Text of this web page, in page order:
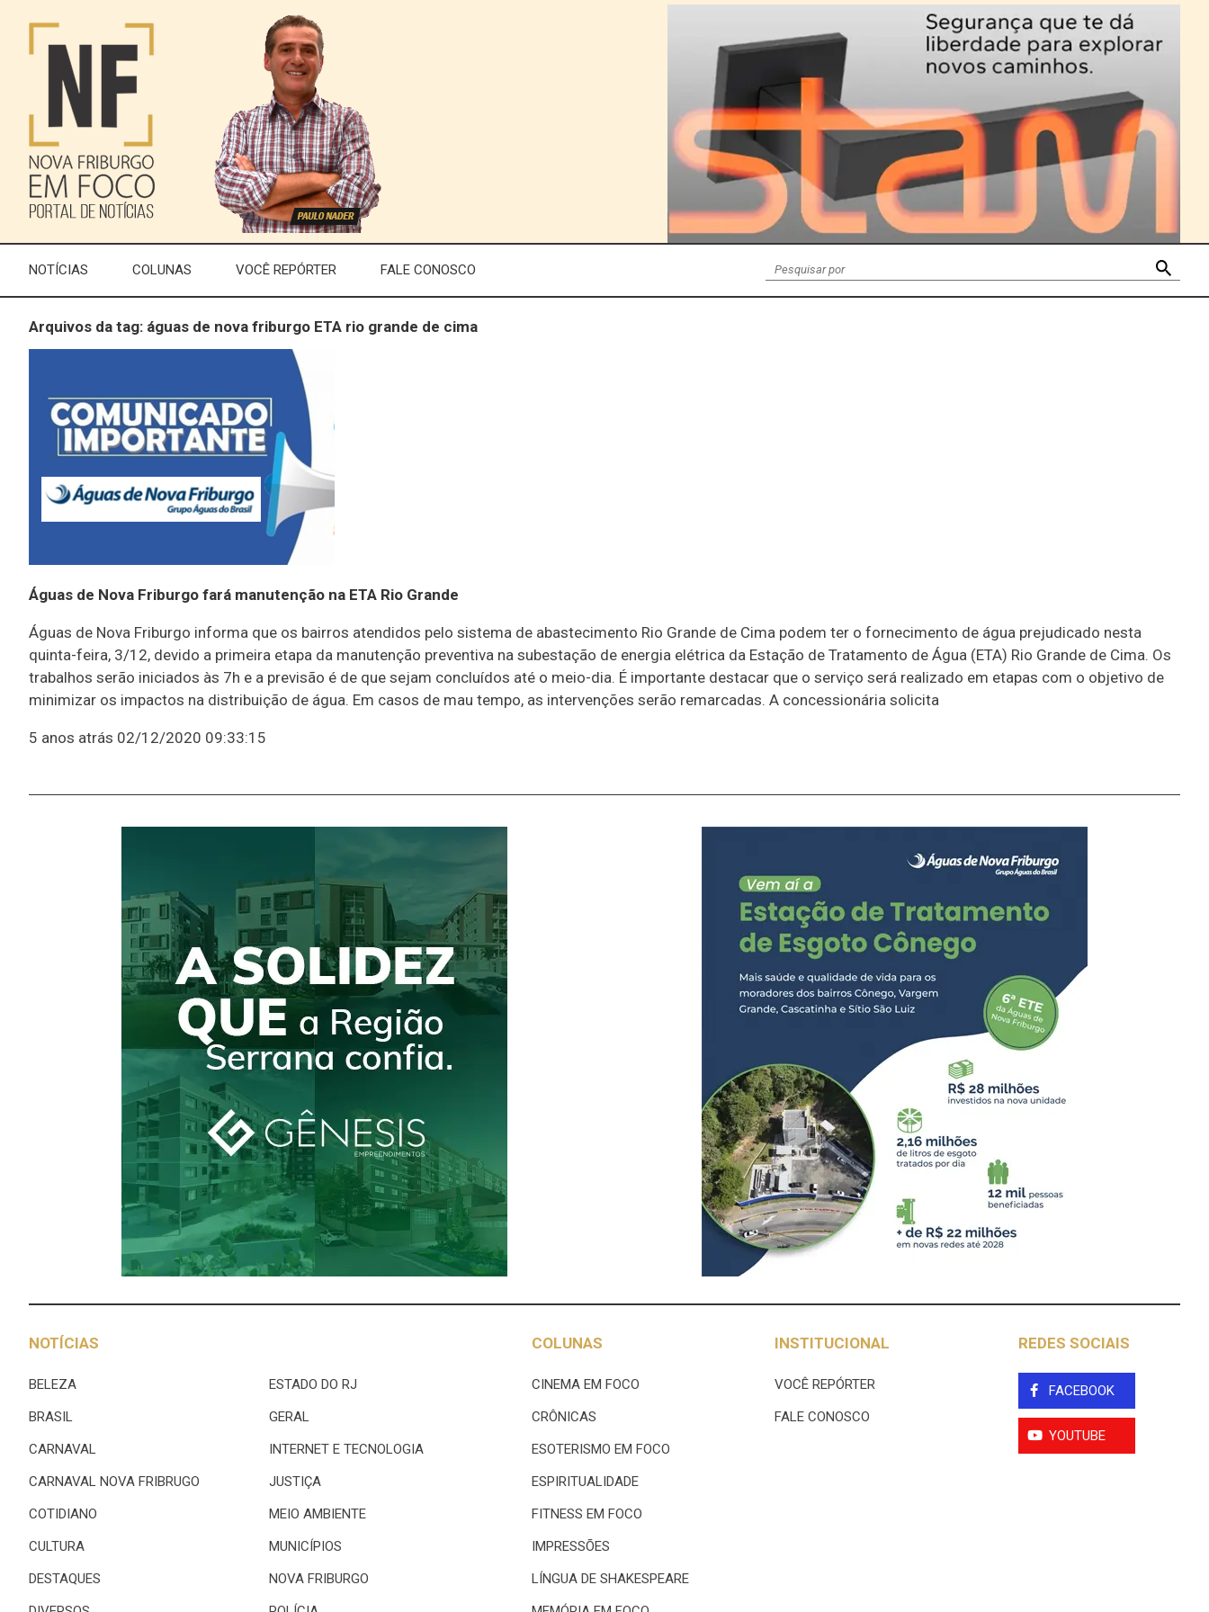
NOTÍCIAS COLUNAS VOCÊ REPÓRTER FALE CONOSCO
Arquivos da tag: águas de nova friburgo ETA rio grande de cima
Águas de Nova Friburgo fará manutenção na ETA Rio Grande
Águas de Nova Friburgo informa que os bairros atendidos pelo sistema de abastecimento Rio Grande de Cima podem ter o fornecimento de água prejudicado nesta
quinta-feira, 3/12, devido a primeira etapa da manutenção preventiva na subestação de energia elétrica da Estação de Tratamento de Água (ETA) Rio Grande de Cima. Os
trabalhos serão iniciados às 7h e a previsão é de que sejam concluídos até o meio-dia. É importante destacar que o serviço será realizado em etapas com o objetivo de
minimizar os impactos na distribuição de água. Em casos de mau tempo, as intervenções serão remarcadas. A concessionária solicita
5 anos atrás 02/12/2020 09:33:15
NOTÍCIAS
BELEZA
BRASIL
CARNAVAL
CARNAVAL NOVA FRIBRUGO
COTIDIANO
CULTURA
DESTAQUES
ESTADO DO RJ
GERAL
INTERNET E TECNOLOGIA
JUSTIÇA
MEIO AMBIENTE
MUNICÍPIOS
NOVA FRIBURGO
COLUNAS
CINEMA EM FOCO
CRÔNICAS
ESOTERISMO EM FOCO
ESPIRITUALIDADE
FITNESS EM FOCO
IMPRESSÕES
LÍNGUA DE SHAKESPEARE
INSTITUCIONAL
VOCÊ REPÓRTER
FALE CONOSCO
REDES SOCIAIS
FACEBOOK
YOUTUBE